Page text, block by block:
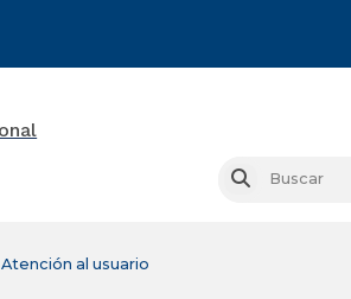
Buscar
Atención al usuario